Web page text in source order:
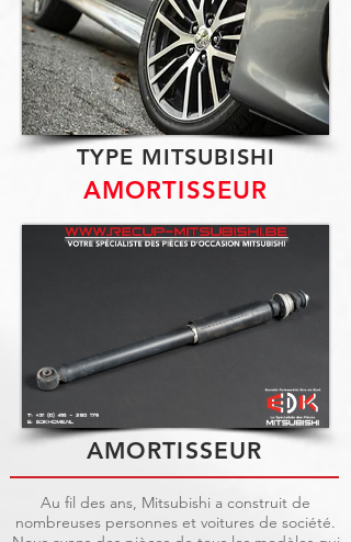
TYPE MITSUBISHI
AMORTISSEUR
AMORTISSEUR
Au fil des ans, Mitsubishi a construit de
nombreuses personnes et voitures de société.